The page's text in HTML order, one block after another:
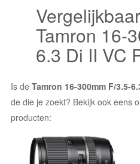
Tamron 16-
6.3 Di II VC
Is de Tamron 16-300mm F/3.5-
de die je zoekt? Bekijk ook eens
producten: